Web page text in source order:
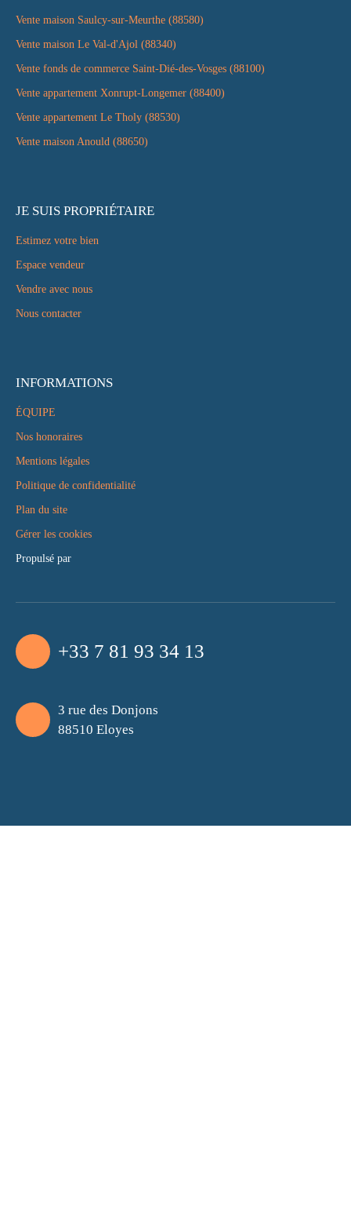
Vente maison Saulcy-sur-Meurthe (88580)
Vente maison Le Val-d'Ajol (88340)
Vente fonds de commerce Saint-Dié-des-Vosges (88100)
Vente appartement Xonrupt-Longemer (88400)
Vente appartement Le Tholy (88530)
Vente maison Anould (88650)
JE SUIS PROPRIÉTAIRE
Estimez votre bien
Espace vendeur
Vendre avec nous
Nous contacter
INFORMATIONS
ÉQUIPE
Nos honoraires
Mentions légales
Politique de confidentialité
Plan du site
Gérer les cookies
Propulsé par
+33 7 81 93 34 13
3 rue des Donjons
88510 Eloyes